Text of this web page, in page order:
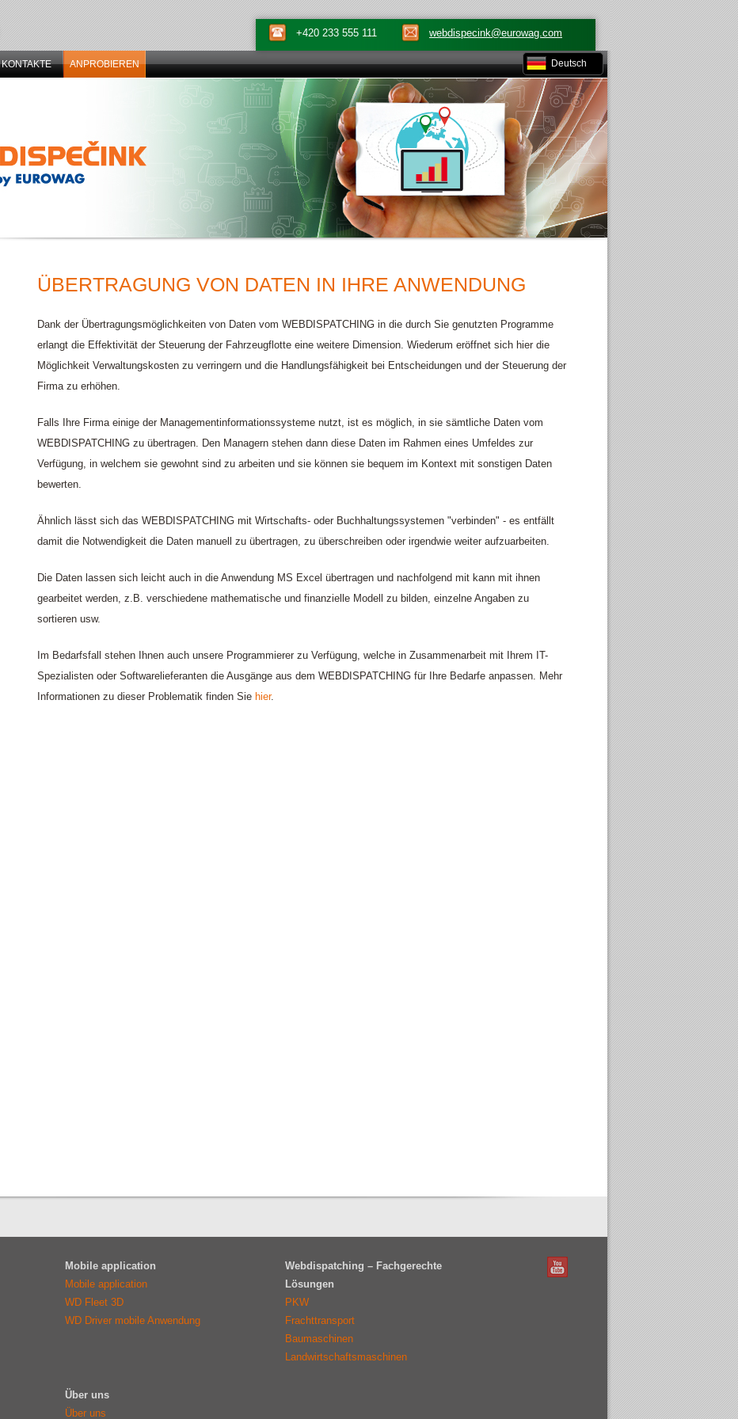
+420 233 555 111 webdispecink@eurowag.com
KONTAKTE ANPROBIEREN Deutsch
ÜBERTRAGUNG VON DATEN IN IHRE ANWENDUNG
Dank der Übertragungsmöglichkeiten von Daten vom WEBDISPATCHING in die durch Sie genutzten Programme
erlangt die Effektivität der Steuerung der Fahrzeugflotte eine weitere Dimension. Wiederum eröffnet sich hier die
Möglichkeit Verwaltungskosten zu verringern und die Handlungsfähigkeit bei Entscheidungen und der Steuerung der
Firma zu erhöhen.
Falls Ihre Firma einige der Managementinformationssysteme nutzt, ist es möglich, in sie sämtliche Daten vom
WEBDISPATCHING zu übertragen. Den Managern stehen dann diese Daten im Rahmen eines Umfeldes zur
Verfügung, in welchem sie gewohnt sind zu arbeiten und sie können sie bequem im Kontext mit sonstigen Daten
bewerten.
Ähnlich lässt sich das WEBDISPATCHING mit Wirtschafts- oder Buchhaltungssystemen "verbinden" - es entfällt
damit die Notwendigkeit die Daten manuell zu übertragen, zu überschreiben oder irgendwie weiter aufzuarbeiten.
Die Daten lassen sich leicht auch in die Anwendung MS Excel übertragen und nachfolgend mit kann mit ihnen
gearbeitet werden, z.B. verschiedene mathematische und finanzielle Modell zu bilden, einzelne Angaben zu
sortieren usw.
Im Bedarfsfall stehen Ihnen auch unsere Programmierer zu Verfügung, welche in Zusammenarbeit mit Ihrem IT-
Spezialisten oder Softwarelieferanten die Ausgänge aus dem WEBDISPATCHING für Ihre Bedarfe anpassen. Mehr
Informationen zu dieser Problematik finden Sie hier.
Mobile application
Mobile application
WD Fleet 3D
WD Driver mobile Anwendung
Webdispatching – Fachgerechte
Lösungen
PKW
Frachttransport
Baumaschinen
Landwirtschaftsmaschinen
Über uns
Über uns